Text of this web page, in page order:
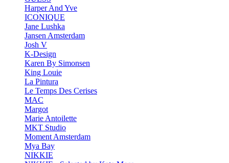
Harper And Yve
ICONIQUE
Jane Lushka
Jansen Amsterdam
Josh V
K-Design
Karen By Simonsen
King Louie
La Pintura
Le Temps Des Cerises
MAC
Margot
Marie Antoilette
MKT Studio
Moment Amsterdam
Mya Bay
NIKKIE